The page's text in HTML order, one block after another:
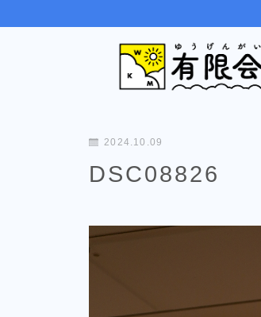
2024.10.09
DSC08826